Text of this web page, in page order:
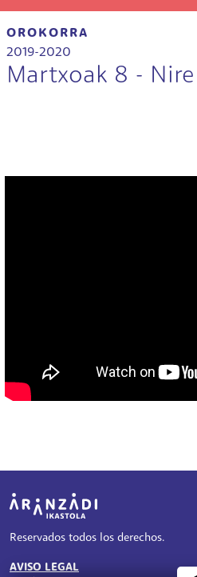
OROKORRA
2019-2020
Martxoak 8 -
Irudia
Reservados todos los derechos.
TESTU-LEGALAK
AVISO LEGAL